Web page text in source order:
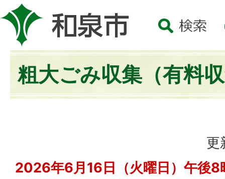
粗大ごみ収集（有料
更
2026年6月16日（火曜日）午後